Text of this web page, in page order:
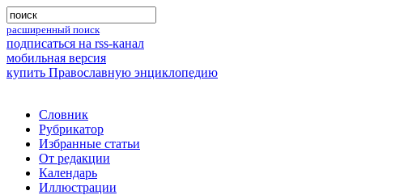
расширенный поиск
подписаться на rss-канал
мобильная версия
купить Православную энциклопедию
Словник
Рубрикатор
Избранные статьи
От редакции
Календарь
Иллюстрации